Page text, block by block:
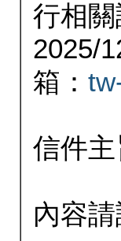
行相
2025/
箱：
信件
內容請